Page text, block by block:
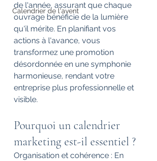
Calendrier de l'avent
de l'année, assurant que chaque
ouvrage bénéficie de la lumière
qu'il mérite. En planifiant vos
actions à l'avance, vous
transformez une promotion
désordonnée en une symphonie
harmonieuse, rendant votre
entreprise plus professionnelle et
visible.
Pourquoi un calendrier
marketing est-il essentiel ?
Organisation et cohérence : En